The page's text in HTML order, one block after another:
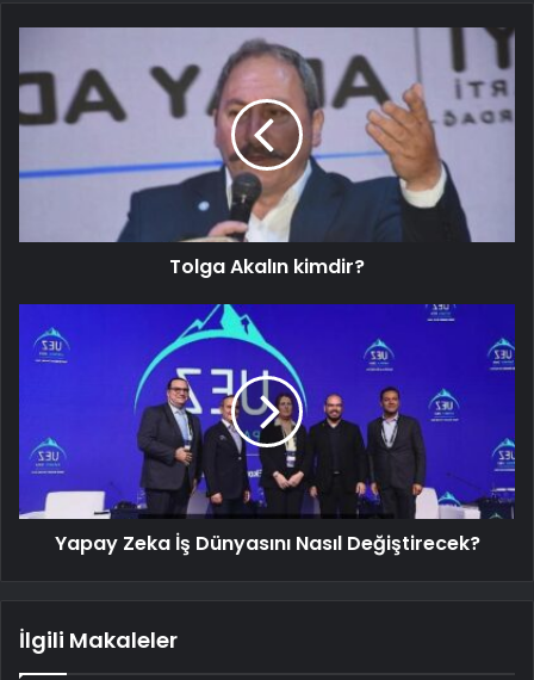
Tolga Akalın kimdir?
Yapay Zeka İş Dünyasını Nasıl Değiştirecek?
İlgili Makaleler